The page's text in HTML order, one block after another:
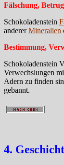
Fälschung, Betrug
Schokoladenstein
andererMineralien
Bestimmung,
Schokoladenstein
Verwechslungen
Adern zu finden
gebannt.
4.